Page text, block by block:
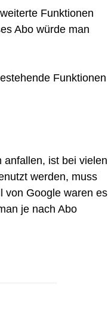
Funktionen
Abo würde man
Funktionen
anfallen, ist bei vielen
werden, muss
von Google waren es
je nach Abo